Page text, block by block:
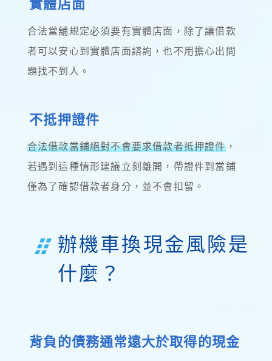
實體店面
合法當舖規定必須要有實體店面，除了讓借款
者可以安心到實體店面諮詢，也不用擔心出問
題找不到人。
不抵押證件
合法借款當鋪絕對不會要求借款者抵押證件，
若遇到這種情形建議立刻離開，帶證件到當鋪
僅為了確認借款者身分，並不會扣留。
辦機車換現金風險是
什麼？
背負的債務通常遠大於取得的現金